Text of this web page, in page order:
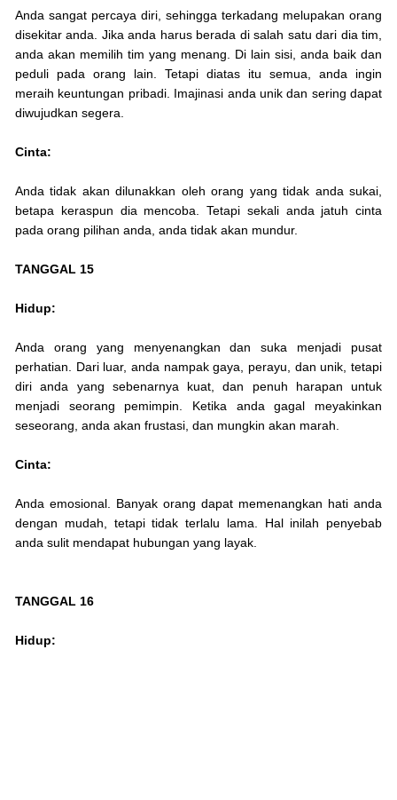
Anda sangat percaya diri, sehingga terkadang melupakan orang
disekitar anda. Jika anda harus berada di salah satu dari dia tim,
anda akan memilih tim yang menang. Di lain sisi, anda baik dan
peduli pada orang lain. Tetapi diatas itu semua, anda ingin
meraih keuntungan pribadi. Imajinasi anda unik dan sering dapat
diwujudkan segera.
Cinta:
Anda tidak akan dilunakkan oleh orang yang tidak anda sukai,
betapa keraspun dia mencoba. Tetapi sekali anda jatuh cinta
pada orang pilihan anda, anda tidak akan mundur.
TANGGAL 15
Hidup:
Anda orang yang menyenangkan dan suka menjadi pusat
perhatian. Dari luar, anda nampak gaya, perayu, dan unik, tetapi
diri anda yang sebenarnya kuat, dan penuh harapan untuk
menjadi seorang pemimpin. Ketika anda gagal meyakinkan
seseorang, anda akan frustasi, dan mungkin akan marah.
Cinta:
Anda emosional. Banyak orang dapat memenangkan hati anda
dengan mudah, tetapi tidak terlalu lama. Hal inilah penyebab
anda sulit mendapat hubungan yang layak.
TANGGAL 16
Hidup: